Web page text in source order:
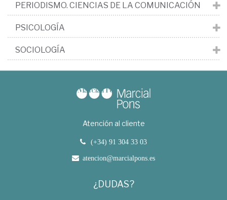
PERIODISMO. CIENCIAS DE LA COMUNICACIÓN
PSICOLOGÍA
SOCIOLOGÍA
Atención al cliente
(+34) 91 304 33 03
atencion@marcialpons.es
¿DUDAS?